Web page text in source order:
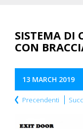
SISTEMA DI
CON
13 MARCH 2019
Precendenti